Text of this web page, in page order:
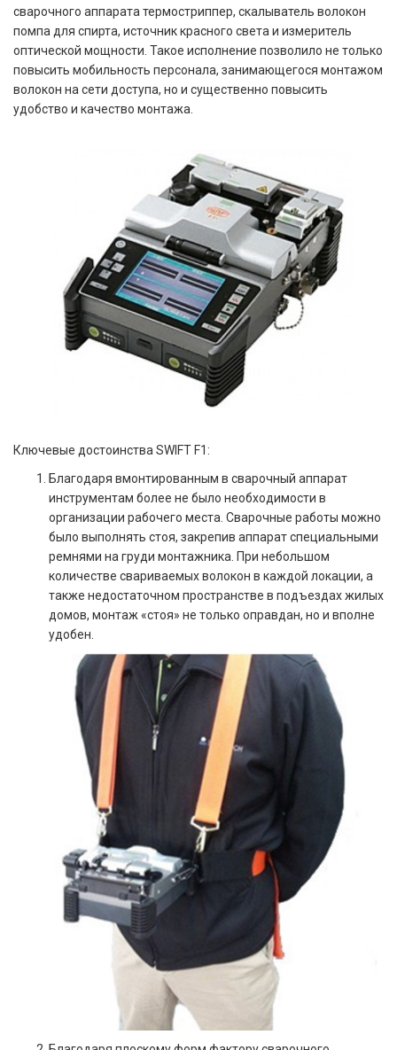
сварочного аппарата термостриппер, скалыватель волокон
помпа для спирта, источник красного света и измеритель
оптической мощности. Такое исполнение позволило не только
повысить мобильность персонала, занимающегося монтажом
волокон на сети доступа, но и существенно повысить
удобство и качество монтажа.
Ключевые достоинства SWIFT F1:
Благодаря вмонтированным в сварочный аппарат
инструментам более не было необходимости в
организации рабочего места. Сварочные работы можно
было выполнять стоя, закрепив аппарат специальными
ремнями на груди монтажника. При небольшом
количестве свариваемых волокон в каждой локации, а
также недостаточном пространстве в подъездах жилых
домов, монтаж «стоя» не только оправдан, но и вполне
удобен.